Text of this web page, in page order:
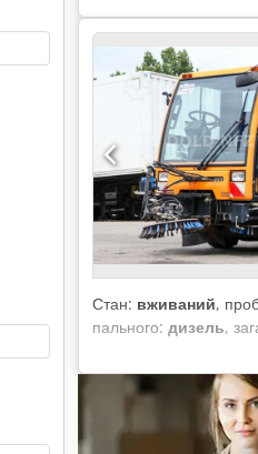
Стан: вживаний,
пального: дизель,